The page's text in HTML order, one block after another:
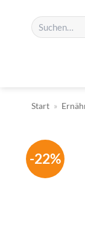
springen
Suchen
nach:
Start »
-22%